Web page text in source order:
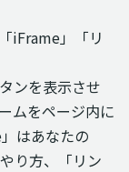
iFrame」「リ
ンを表示させ
ムをページ内に
はあなたの
り方、「リン